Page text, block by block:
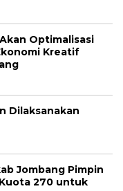
Optimalisasi
Kreatif
Dilaksanakan
Jombang Pimpin
Kuota 270 untuk